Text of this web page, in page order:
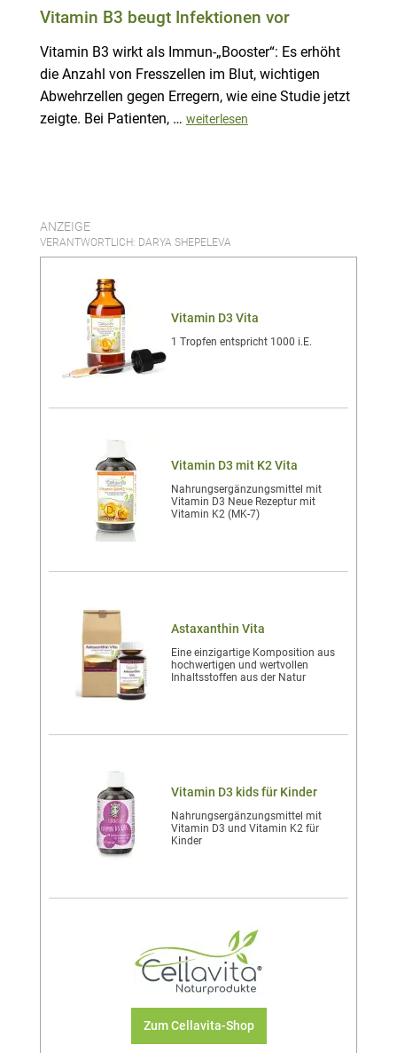
Vitamin B3 beugt Infektionen vor
Vitamin B3 wirkt als Immun-„Booster“: Es erhöht
die Anzahl von Fresszellen im Blut, wichtigen
Abwehrzellen gegen Erregern, wie eine Studie jetzt
zeigte. Bei Patienten, … weiterlesen
ANZEIGE
VERANTWORTLICH: DARYA SHEPELEVA
Vitamin D3 Vita
1 Tropfen entspricht 1000 i.E.
Vitamin D3 mit K2 Vita
Nahrungsergänzungsmittel mit
Vitamin D3 Neue Rezeptur mit
Vitamin K2 (MK-7)
Astaxanthin Vita
Eine einzigartige Komposition aus
hochwertigen und wertvollen
Inhaltsstoffen aus der Natur
Vitamin D3 kids für Kinder
Nahrungsergänzungsmittel mit
Vitamin D3 und Vitamin K2 für
Kinder
Zum Cellavita-Shop